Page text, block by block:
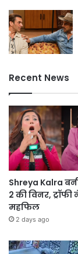
Recent News
Shreya Kalra
2 की विनर, ट्रॉफी
महफिल
2 days ago